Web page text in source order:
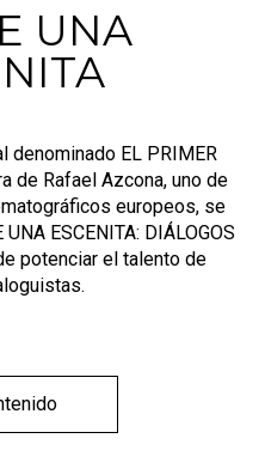
UNA
denominado EL PRIMER
de Rafael Azcona, uno de
europeos, se
ESCENITA: DIÁLOGOS
potenciar el talento de